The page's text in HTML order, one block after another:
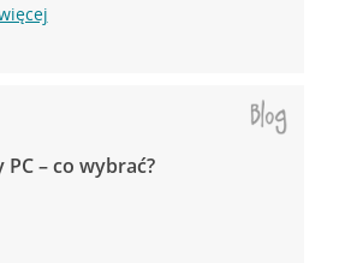
PC – co wybrać?